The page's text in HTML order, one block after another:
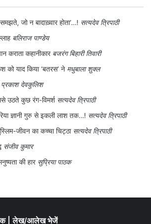
पढ़ रहे हैं।
जो न बादाख़्वार होता’…! सत्यदेव त्रिपाठी
बलिराज पाण्डेय
कराता कहानीकार बजरंग बिहारी तिवारी
को याद किया ‘बतरस’ ने मधुबाला शुक्ल
प्रकाश देवकुलिश
उठते कुछ रंग-विमर्श सत्यदेव त्रिपाठी
ज्ञानी गुरु से इकली लाश तक…! सत्यदेव त्रिपाठी
जीवन का कच्चा चिट्ठा सत्यदेव त्रिपाठी
संजीव कुमार
की हार सुप्रिया पाठक
लेख/आलेख भेजें